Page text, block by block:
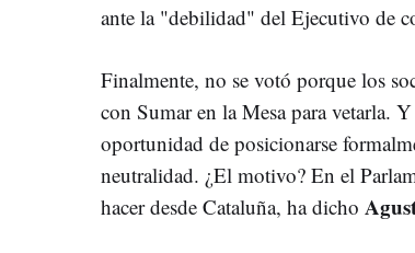
ante la "debilidad" del Ejecutivo de
Finalmente, no se votó porque los
con Sumar en la Mesa para vetarla.
oportunidad de posicionarse
neutralidad. ¿El motivo? En el
hacer desde Cataluña, ha dicho